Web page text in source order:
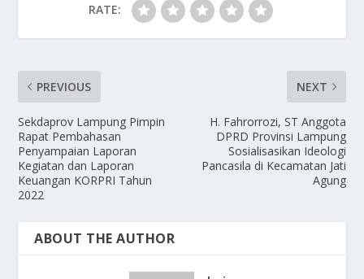
RATE:
PREVIOUS
Sekdaprov Lampung Pimpin
Rapat Pembahasan
Penyampaian Laporan
Kegiatan dan Laporan
Keuangan KORPRI Tahun
2022
NEXT
H. Fahrorrozi, ST Anggota
DPRD Provinsi Lampung
Sosialisasikan Ideologi
Pancasila di Kecamatan Jati
Agung
ABOUT THE AUTHOR